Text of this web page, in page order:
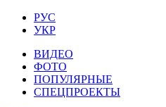
РУС
УКР
ВИДЕО
ФОТО
ПОПУЛЯРНЫЕ
СПЕЦПРОЕКТЫ